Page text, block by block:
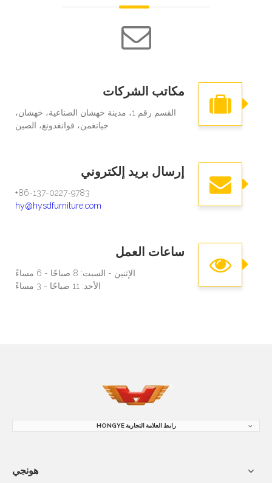
مكاتب الشركات
القسم رقم 1، مدينة خهشان الصناعية، خهشان،
جيانغمن، قوانغدونغ، الصين
إرسال بريد إلكتروني
86-137-0227-9783+​​​​​​
hy@hysdfurniture.com
ساعات العمل
الإثنين - السبت: 8 صباحًا - 6 مساءً
الأحد: 11 صباحًا - 3 مساءً
رابط العلامة التجارية HONGYE
هونجي